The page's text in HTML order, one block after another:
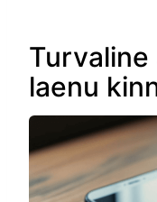
laenu